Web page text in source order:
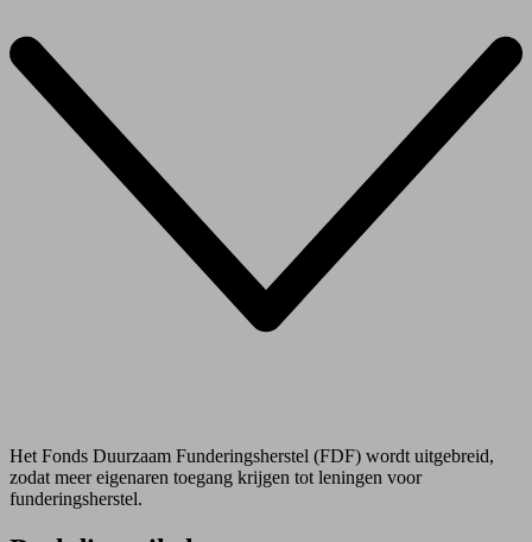
Het Fonds Duurzaam Funderingsherstel (FDF) wordt uitgebreid,
zodat meer eigenaren toegang krijgen tot leningen voor
funderingsherstel.